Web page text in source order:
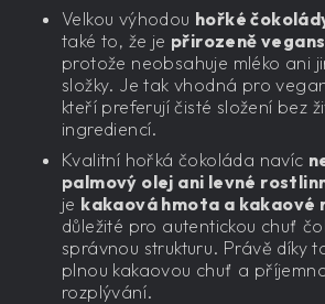
Velkou výhodou hořké
také to, že je přirozeně
protože neobsahuje mléko ani
složky. Je tak vhodná pro
kteří preferují čisté složení bez
ingrediencí.
Kvalitní hořká čokoláda navíc
palmový olej ani levné
je kakaová hmota a kakaové
důležité pro autentickou chuť
správnou strukturu. Právě díky
plnou kakaovou chuť a
rozplývání.